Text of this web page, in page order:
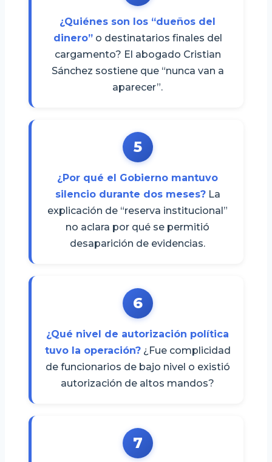
¿Quiénes son los “dueños del
dinero”o destinatarios finales del
cargamento? El abogado Cristian
Sánchez sostiene que “nunca van a
aparecer”.
5
¿Por qué el Gobierno mantuvo
silencio durante dos meses?La
explicación de “reserva institucional”
no aclara por qué se permitió
desaparición de evidencias.
6
¿Qué nivel de autorización política
tuvo la operación?¿Fue complicidad
de funcionarios de bajo nivel o existió
autorización de altos mandos?
7